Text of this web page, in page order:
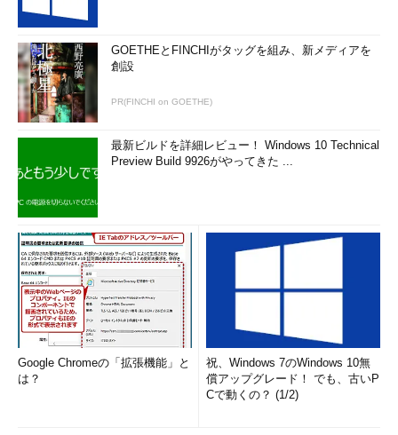
GOETHEとFINCHIがタッグを組み、新メディアを
創設
PR(FINCHI on GOETHE)
最新ビルドを詳細レビュー！ Windows 10 Technical
Preview Build 9926がやってきた ...
Google Chromeの「拡張機能」と
は？
祝、Windows 7のWindows 10無
償アップグレード！ でも、古いP
Cで動くの？ (1/2)